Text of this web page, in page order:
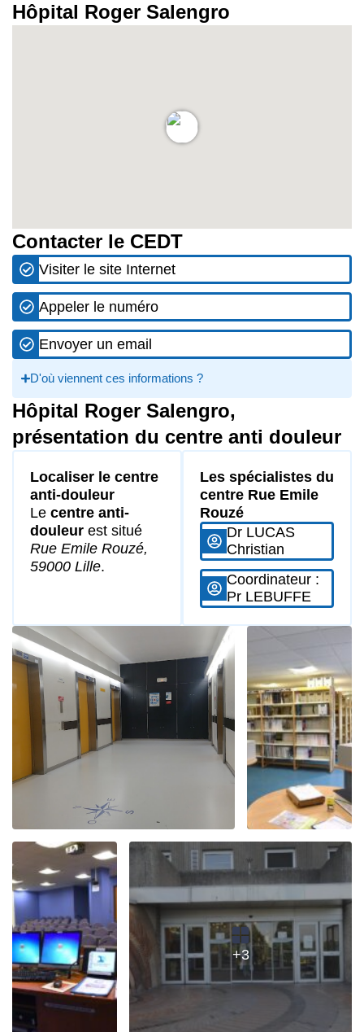
Hôpital Roger Salengro,
présentation du centre anti douleur
Localiser le centre
anti-douleur
Le centre anti-
douleur est situé
Rue Emile Rouzé,
59000 Lille.
Les spécialistes du
centre Rue Emile
Rouzé
Dr LUCAS
Christian
Coordinateur :
Pr LEBUFFE
+3
Hôpital Roger Salengro
Contacter le CEDT
Visiter le site Internet
Appeler le numéro
Envoyer un email
D'où viennent ces informations ?